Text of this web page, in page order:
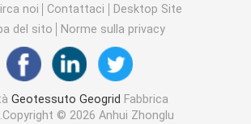
di Geotube
di Geomat
noi Contattaci
Desktop Site
del sito
Norme sulla privacy
Geotessuto Geogrid Fabbrica
© 2026 Anhui Zhonglu